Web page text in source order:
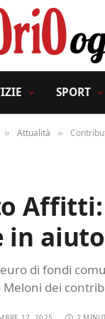
SPORT
» Attualità »
Affitti:
in
di fondi
Meloni dei